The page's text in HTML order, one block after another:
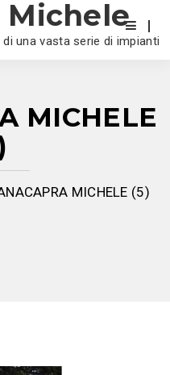
Michele
una vasta serie di impianti
MICHELE
MICHELE (5)